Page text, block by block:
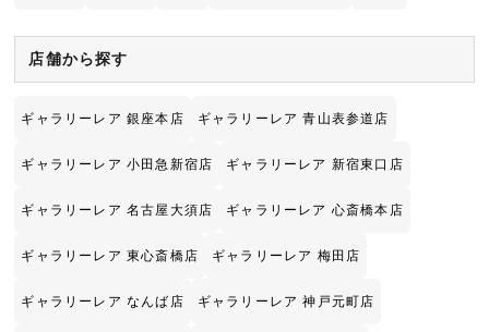
店舗から探す
ギャラリーレア 銀座本店 ギャラリーレア 青山表参道店
ギャラリーレア 小田急新宿店 ギャラリーレア 新宿東口店
ギャラリーレア 名古屋大須店 ギャラリーレア 心斎橋本店
ギャラリーレア 東心斎橋店 ギャラリーレア 梅田店
ギャラリーレア なんば店 ギャラリーレア 神戸元町店